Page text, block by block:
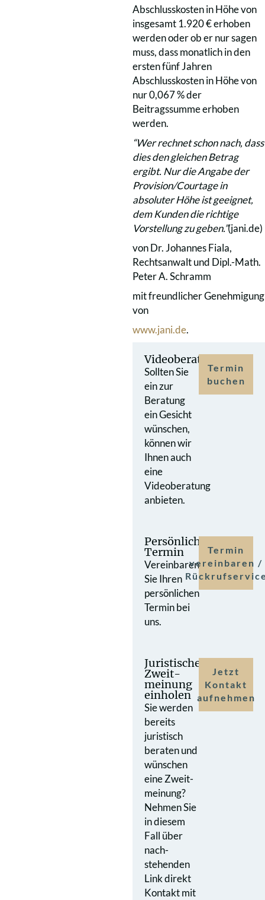
Abschlusskosten in Höhe von
insgesamt 1.920 € erhoben
werden oder ob er nur sagen
muss, dass monatlich in den
ersten fünf Jahren
Abschlusskosten in Höhe von
nur 0,067 % der
Beitragssumme erhoben
werden.
“Wer rechnet schon nach, dass
dies den gleichen Betrag
ergibt. Nur die Angabe der
Provision/Courtage in
absoluter Höhe ist geeignet,
dem Kunden die richtige
Vorstellung zu geben.”(jani.de)
von Dr. Johannes Fiala,
Rechtsanwalt und Dipl.-Math.
Peter A. Schramm
mit freundlicher Genehmigung
von
www.jani.de.
Videoberatung
Sollten Sie
ein zur
Beratung
ein Gesicht
wünschen,
können wir
Ihnen auch
eine
Videoberatung
anbieten.
Termin
buchen
Persönlicher
Termin
Vereinbaren
Sie Ihren
persönlichen
Termin bei
uns.
Termin
vereinbaren /
Juristische
Zweit­
meinung
einholen
Sie werden
bereits
juristisch
beraten und
wünschen
eine Zweit­
meinung?
Nehmen Sie
in diesem
Fall über
nach­
stehenden
Link direkt
Kontakt mit
Jetzt
Kontakt
aufnehmen